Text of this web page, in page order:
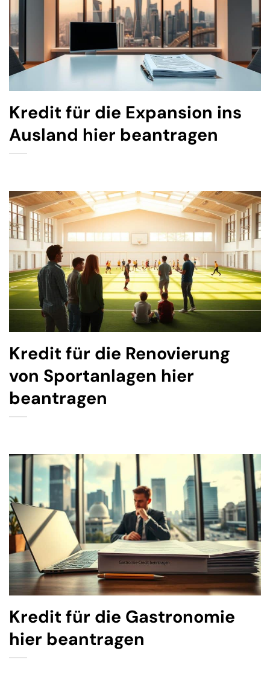
Kredit für die Expansion ins
Ausland hier beantragen
Kredit für die Renovierung
von Sportanlagen hier
beantragen
Kredit für die Gastronomie
hier beantragen